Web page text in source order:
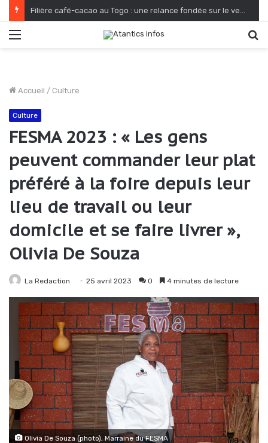
Filière café-cacao au Togo : une relance fondée sur le verdissement et la qualité
Accueil / Culture
Culture
FESMA 2023 : « Les gens
peuvent commander leur plat
préféré à la foire depuis leur
lieu de travail ou leur
domicile et se faire livrer »,
Olivia De Souza
La Redaction 25 avril 2023 0 4 minutes de lecture
Olivia De Souza (photo), Marraine du FESMA